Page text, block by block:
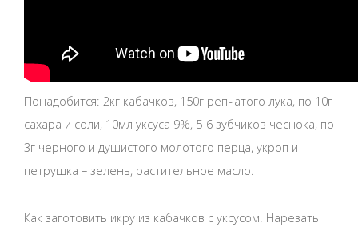
Понадобится: 2кг кабачков, 150г репчатого лука, по 10г
сахара и соли, 10мл уксуса 9%, 5-6 зубчиков чеснока, по
3г черного и душистого молотого перца, укроп и
петрушка – зелень, растительное масло.
Как заготовить икру из кабачков с уксусом. Нарезать